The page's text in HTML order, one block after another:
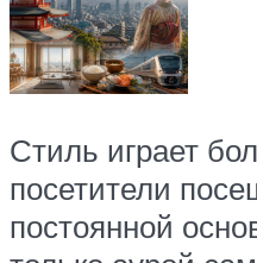
Стиль играет
посетители
постоянной